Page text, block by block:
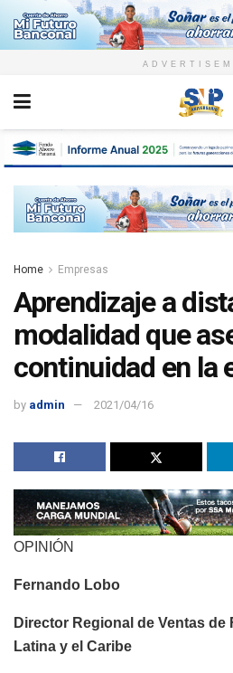
Home Empresas
Aprendizaje a
modalidad que
continuidad en la
by admin 2021/04/16
OPINIÓN
Fernando Lobo
Director Regional de Ventas de
Latina y el Caribe